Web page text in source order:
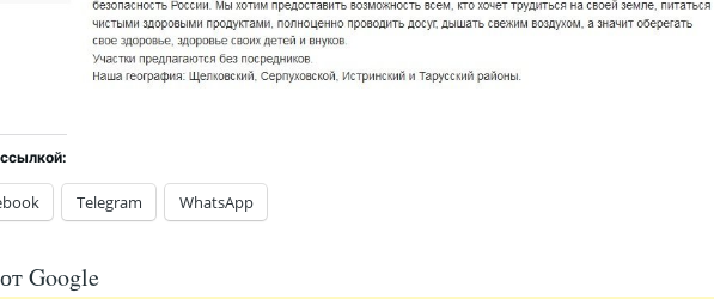
Telegram WhatsApp
Google